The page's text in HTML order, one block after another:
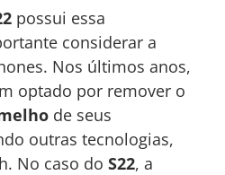
possui essa
considerar a
Nos últimos anos,
optado por remover o
de seus
outras tecnologias,
No caso do S22, a